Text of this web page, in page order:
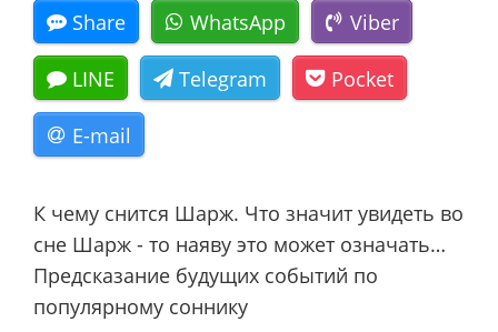
Share WhatsApp Viber
LINE Telegram Pocket
E-mail
К чему снится Шарж. Что значит увидеть во
сне Шарж - то наяву это может означать…
Предсказание будущих событий по
популярному соннику